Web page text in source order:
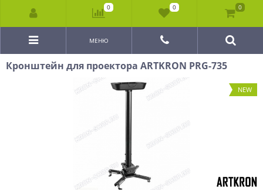
МЕНЮ
Кронштейн для проектора ARTKRON PRG-735
NEW
0 0 0